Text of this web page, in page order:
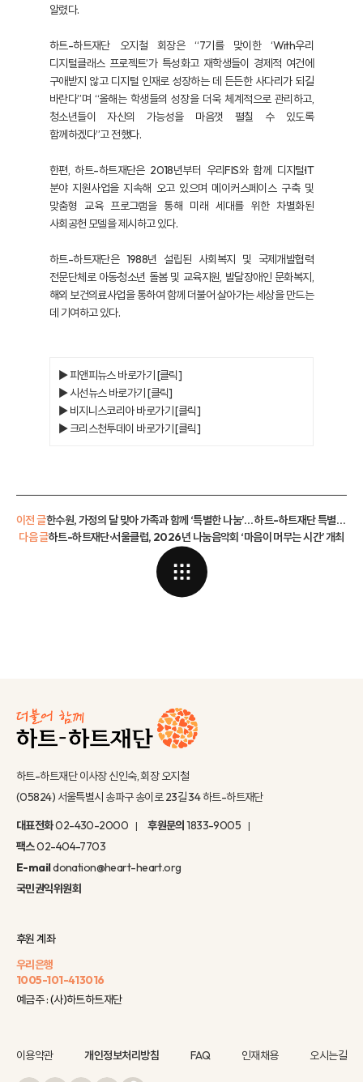
알렸다.
하트-하트재단 오지철 회장은 “7기를 맞이한 ‘With우리
디지털클래스 프로젝트’가 특성화고 재학생들이 경제적 여건에
구애받지 않고 디지털 인재로 성장하는 데 든든한 사다리가 되길
바란다”며 “올해는 학생들의 성장을 더욱 체계적으로 관리하고,
청소년들이 자신의 가능성을 마음껏 펼칠 수 있도록
함께하겠다”고 전했다.
한편, 하트-하트재단은 2018년부터 우리FIS와 함께 디지털·IT
분야 지원사업을 지속해 오고 있으며 메이커스페이스 구축 및
맞춤형 교육 프로그램을 통해 미래 세대를 위한 차별화된
사회공헌 모델을 제시하고 있다.
하트-하트재단은 1988년 설립된 사회복지 및 국제개발협력
전문단체로 아동·청소년 돌봄 및 교육지원, 발달장애인 문화복지,
해외 보건의료사업을 통하여 함께 더불어 살아가는 세상을 만드는
데 기여하고 있다.
▶ 피앤피뉴스 바로가기 [클릭]
▶ 시선뉴스 바로가기 [클릭]
▶ 비지니스코리아 바로가기 [클릭]
▶ 크리스천투데이 바로가기 [클릭]
이전 글
한수원, 가정의 달 맞아 가족과 함께 ‘특별한 나눔’… 하트-하트재단 특별한도서 캠페인 제작 봉사활동 진행
하트-하트재단·서울클럽, 2026년 나눔음악회 ‘마음이 머무는 시간’ 개최
다음 글
하트-하트재단 이사장 신인숙, 회장 오지철
(05824) 서울특별시 송파구 송이로 23길 34 하트-하트재단
대표전화02-430-2000 후원문의1833-9005
팩스02-404-7703
E-maildonation@heart-heart.org
국민권익위원회
후원 계좌
우리은행
1005-101-413016
예금주 : (사)하트하트재단
이용약관 개인정보처리방침 FAQ 인재채용 오시는길